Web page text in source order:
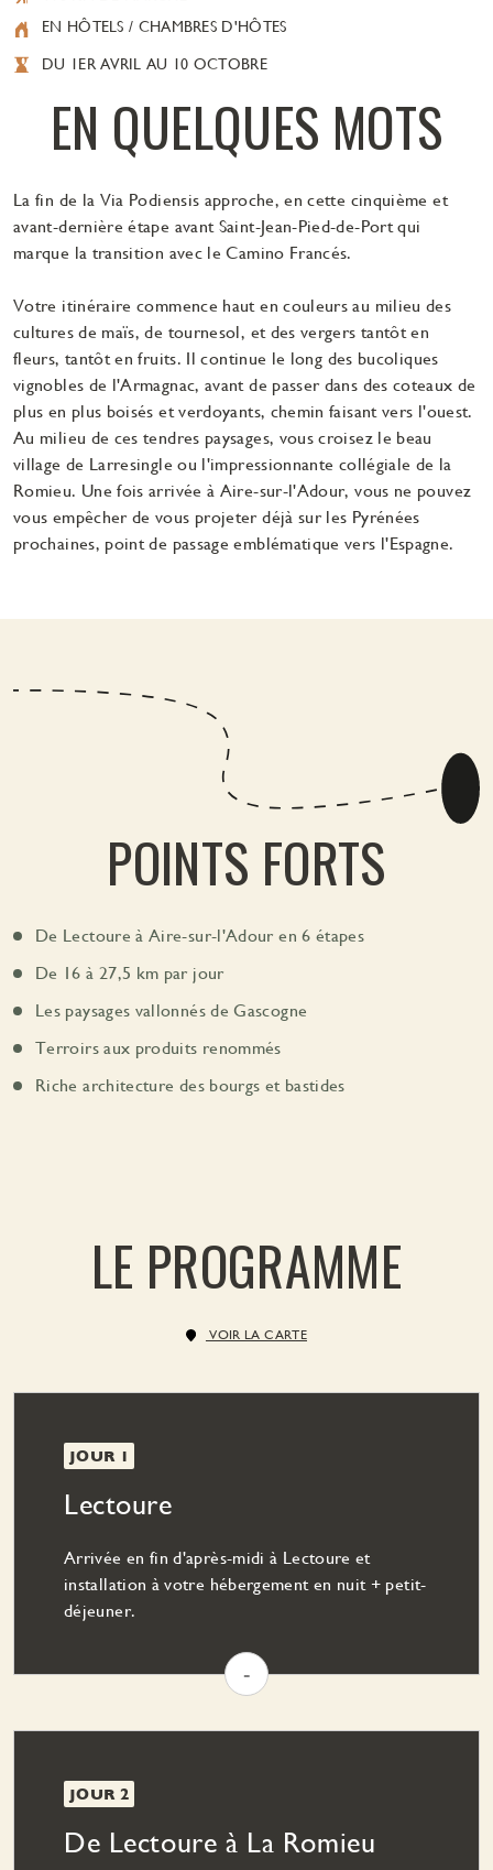
EN HÔTELS / CHAMBRES D'HÔTES
DU 1ER AVRIL AU 10 OCTOBRE
EN QUELQUES MOTS
La fin de la Via Podiensis approche, en cette cinquième et
avant-dernière étape avant Saint-Jean-Pied-de-Port qui
marque la transition avec le Camino Francés.
Votre itinéraire commence haut en couleurs au milieu des
cultures de maïs, de tournesol, et des vergers tantôt en
fleurs, tantôt en fruits. Il continue le long des bucoliques
vignobles de l'Armagnac, avant de passer dans des coteaux de
plus en plus boisés et verdoyants, chemin faisant vers l'ouest.
Au milieu de ces tendres paysages, vous croisez le beau
village de Larresingle ou l'impressionnante collégiale de la
Romieu. Une fois arrivée à Aire-sur-l'Adour, vous ne pouvez
vous empêcher de vous projeter déjà sur les Pyrénées
prochaines, point de passage emblématique vers l'Espagne.
POINTS FORTS
De Lectoure à Aire-sur-l'Adour en 6 étapes
De 16 à 27,5 km par jour
Les paysages vallonnés de Gascogne
Terroirs aux produits renommés
Riche architecture des bourgs et bastides
LE PROGRAMME
VOIR LA CARTE
-
JOUR 1
Lectoure
Arrivée en fin d'après-midi à Lectoure et
installation à votre hébergement en nuit + petit-
déjeuner.
JOUR 2
De Lectoure à La Romieu